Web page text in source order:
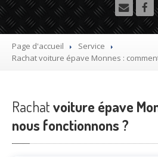
Camion
et Poids Lourd
Utilitaire
Dépollution de véhicule hors
Page d'accueil
Service
Rachatvoiture épave Monnes :
Rachatvoiture épave
nous fonctionnons ?